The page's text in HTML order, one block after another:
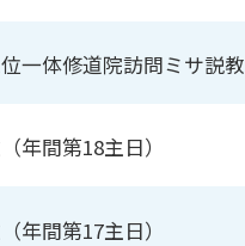
一体修道院訪問ミサ説教
年間第18主日）
年間第17主日）